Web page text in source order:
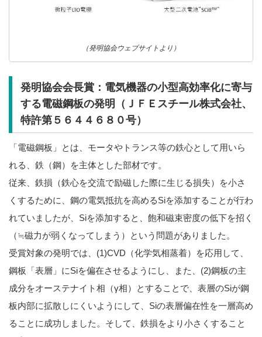
（発明協会ウェブサイトより）
発明協会会長賞：電気機器の小型高効率化に寄与
する電磁鋼板の発明（ＪＦＥスチール株式会社、
特許第５６４４６８０号）
「電磁鋼板」とは、モータやトランス等の鉄心として用いら
れる、鉄（鋼）を主体とした部材です。
従来、鉄損（鉄心を交流で励磁した際に生じる損失）を小さ
くするために、鋼の電気抵抗を高めるSiを添加することが行わ
れていましたが、Siを添加すると、飽和磁束密度の低下を招く
（≒磁力が弱くなってしまう）という問題がありました。
受賞対象の発明では、(1)CVD（化学気相蒸着）を応用して、
鋼板「表層」にSiを偏在させるようにし、また、(2)鋼板の主
成分をオーステナイト相（γ相）とすることで、表層のSiが鋼
板内部に拡散しにくいようにして、Siの表層偏在性を一層高め
ることに成功しました。そして、鉄損をより小さくすること